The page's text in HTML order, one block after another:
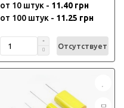
от 10 штук - 11.40 грн
от 100 штук - 11.25 грн
Отсутствует